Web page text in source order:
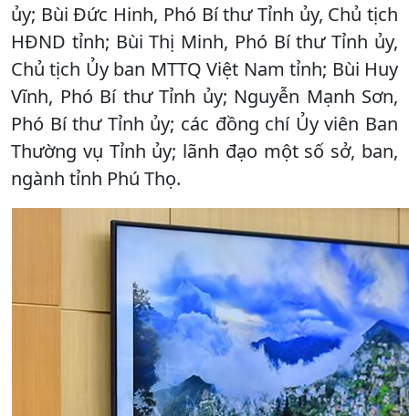
ủy; Bùi Đức Hinh, Phó Bí thư Tỉnh ủy, Chủ tịch
HĐND tỉnh; Bùi Thị Minh, Phó Bí thư Tỉnh ủy,
Chủ tịch Ủy ban MTTQ Việt Nam tỉnh; Bùi Huy
Vĩnh, Phó Bí thư Tỉnh ủy; Nguyễn Mạnh Sơn,
Phó Bí thư Tỉnh ủy; các đồng chí Ủy viên Ban
Thường vụ Tỉnh ủy; lãnh đạo một số sở, ban,
ngành tỉnh Phú Thọ.